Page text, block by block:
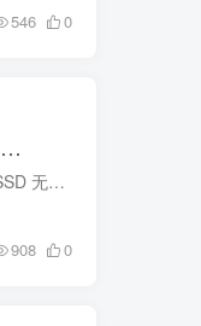
546 0
i3-8100 8G DDR4 1TB HDD 或者 240GB SSD 无限流量@1Gbps 法国 €17.50/月 优惠码: IKL50PI3 https://www.ikoula.com/en/dedicated-server €17.50/月 ps:这个配置其他地方应该是找不到的。 当...
908 0